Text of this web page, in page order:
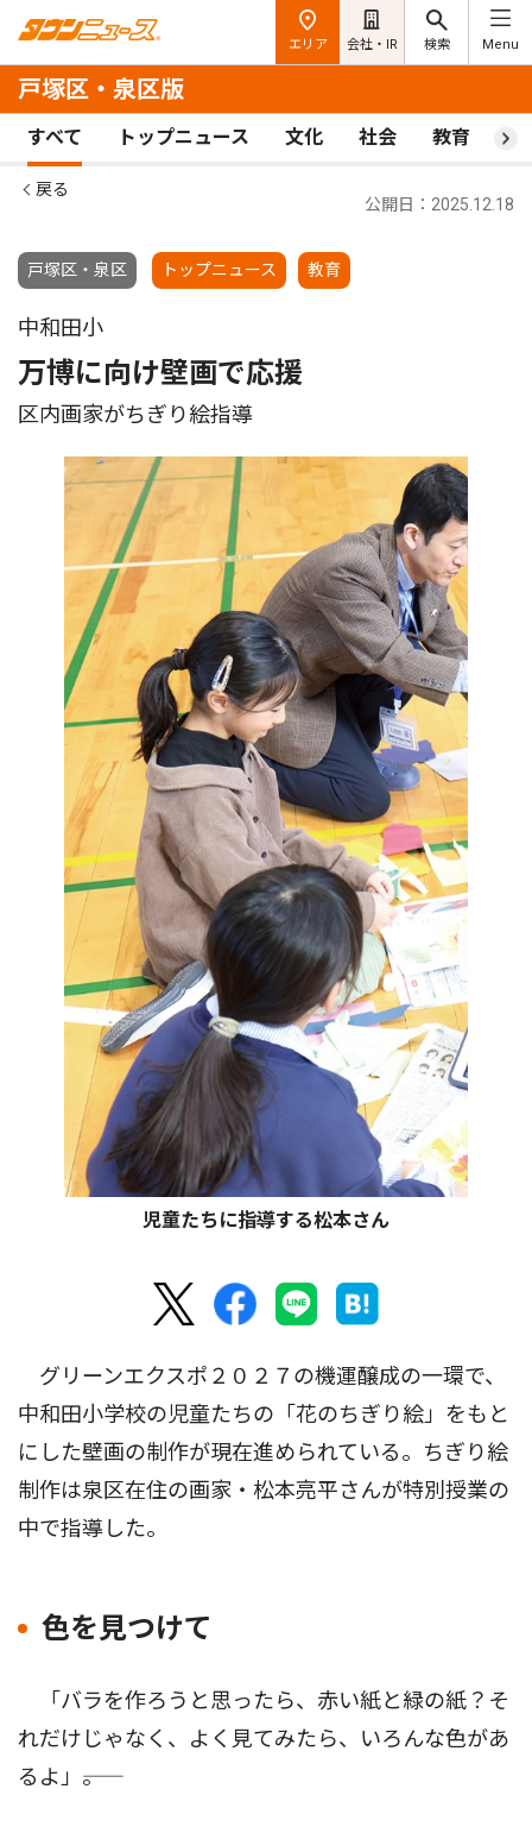
エリア 会社・IR 検索 Menu
戸塚区・泉区版
すべて トップニュース 文化 社会 教育 ス
戻る
戸塚区・泉区 トップニュース 教育
公開日：2025.12.18
中和田小
万博に向け壁画で応援
区内画家がちぎり絵指導
児童たちに指導する松本さん
グリーンエクスポ２０２７の機運醸成の一環で、
中和田小学校の児童たちの「花のちぎり絵」をもと
にした壁画の制作が現在進められている。ちぎり絵
制作は泉区在住の画家・松本亮平さんが特別授業の
中で指導した。
色を見つけて
「バラを作ろうと思ったら、赤い紙と緑の紙？そ
れだけじゃなく、よく見てみたら、いろんな色があ
るよ」――。